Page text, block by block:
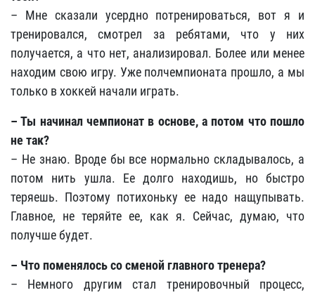
– Мне сказали усердно потренироваться, вот я и
тренировался, смотрел за ребятами, что у них
получается, а что нет, анализировал. Более или менее
находим свою игру. Уже полчемпионата прошло, а мы
только в хоккей начали играть.
– Ты начинал чемпионат в основе, а потом что пошло
не так?
– Не знаю. Вроде бы все нормально складывалось, а
потом нить ушла. Ее долго находишь, но быстро
теряешь. Поэтому потихоньку ее надо нащупывать.
Главное, не теряйте ее, как я. Сейчас, думаю, что
получше будет.
– Что поменялось со сменой главного тренера?
– Немного другим стал тренировочный процесс,